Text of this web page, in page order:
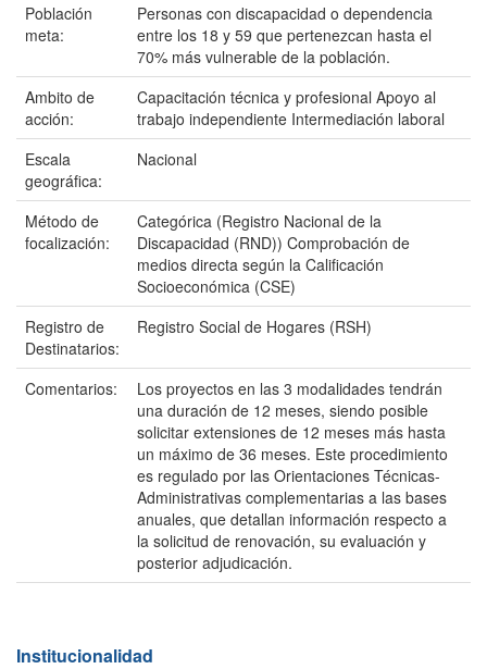
Población
meta:
Personas con discapacidad o dependencia
entre los 18 y 59 que pertenezcan hasta el
70% más vulnerable de la población.
Ambito de
acción:
Capacitación técnica y profesional Apoyo al
trabajo independiente Intermediación laboral
Escala
geográfica:
Nacional
Método de
focalización:
Categórica (Registro Nacional de la
Discapacidad (RND)) Comprobación de
medios directa según la Calificación
Socioeconómica (CSE)
Registro de
Destinatarios:
Registro Social de Hogares (RSH)
Comentarios:
Los proyectos en las 3 modalidades tendrán
una duración de 12 meses, siendo posible
solicitar extensiones de 12 meses más hasta
un máximo de 36 meses. Este procedimiento
es regulado por las Orientaciones Técnicas-
Administrativas complementarias a las bases
anuales, que detallan información respecto a
la solicitud de renovación, su evaluación y
posterior adjudicación.
Institucionalidad